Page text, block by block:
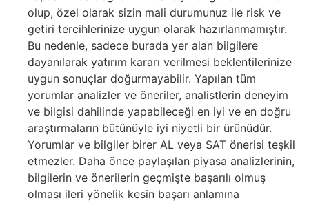
olup, özel olarak sizin mali durumunuz ile risk ve
getiri tercihlerinize uygun olarak hazırlanmamıştır.
Bu nedenle, sadece burada yer alan bilgilere
dayanılarak yatırım kararı verilmesi beklentilerinize
uygun sonuçlar doğurmayabilir. Yapılan tüm
yorumlar analizler ve öneriler, analistlerin deneyim
ve bilgisi dahilinde yapabileceği en iyi ve en doğru
araştırmaların bütünüyle iyi niyetli bir ürünüdür.
Yorumlar ve bilgiler birer AL veya SAT önerisi teşkil
etmezler. Daha önce paylaşılan piyasa analizlerinin,
bilgilerin ve önerilerin geçmişte başarılı olmuş
olması ileri yönelik kesin başarı anlamına